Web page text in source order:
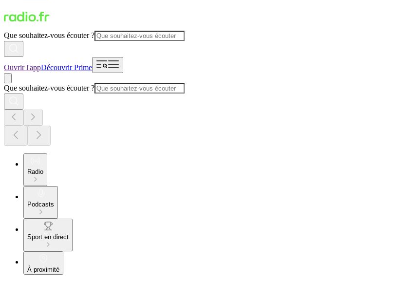
Que souhaitez-vous écouter ?
Ouvrir l'appDécouvrir Prime
Que souhaitez-vous écouter ?
Radio
Podcasts
Sport en direct
À proximité